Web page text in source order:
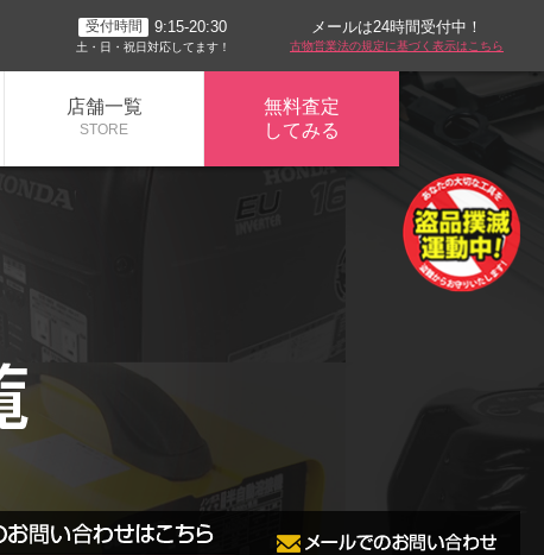
受付時間 9:15-20:30
土・日・祝日対応してます！
メールは24時間受付中！
古物営業法の規定に基づく表示はこちら
店舗一覧
STORE
無料査定
してみる